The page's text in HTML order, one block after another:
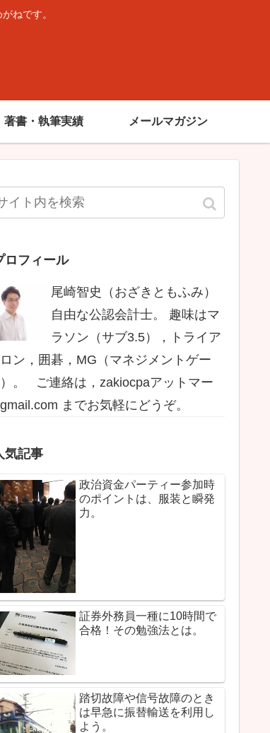
ねです。
著書・執筆実績 メールマガジン
ロフィール
尾崎智史（おざきともふみ）
自由な公認会計士。 趣味はマ
ラソン（サブ3.5），トライア
ン，囲碁，MG（マネジメントゲー
。 ご連絡は，zakiocpaアットマー
までお気軽にどうぞ。
気記事
政治資金パーティー参加時
のポイントは、服装と瞬発
力。
証券外務員一種に10時間で
合格！その勉強法とは。
踏切故障や信号故障のとき
は早急に振替輸送を利用し
よう。